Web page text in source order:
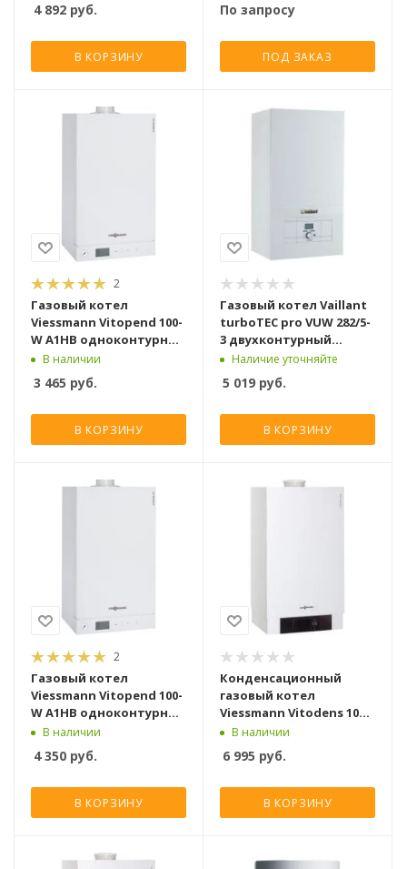
4 892 руб.
В КОРЗИНУ
По запросу
ПОД ЗАКАЗ
2
Газовый котел
Viessmann Vitopend 100-
W A1HB одноконтурный
турбированный [30 кВт]
В наличии
3 465 руб.
В КОРЗИНУ
Газовый котел Vaillant
turboTEC pro VUW 282/5-
3 двухконтурный
турбированный [28 кВт]
Наличие уточняйте
5 019 руб.
В КОРЗИНУ
2
Газовый котел
Viessmann Vitopend 100-
W A1HB одноконтурный
турбированный [34 кВт]
В наличии
4 350 руб.
В КОРЗИНУ
Конденсационный
газовый котел
Viessmann Vitodens 100-
W B1HF одноконтурный
В наличии
6 995 руб.
В КОРЗИНУ